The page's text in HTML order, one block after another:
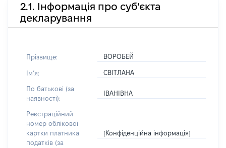
2.1. Інформація про суб'єкта
декларування
Прізвище: ВОРОБЕЙ
Імʼя: СВІТЛАНА
По батькові (за
наявності):
ІВАНІВНА
Реєстраційний
номер облікової
картки платника
податків (за
[Конфіденційна інформація]